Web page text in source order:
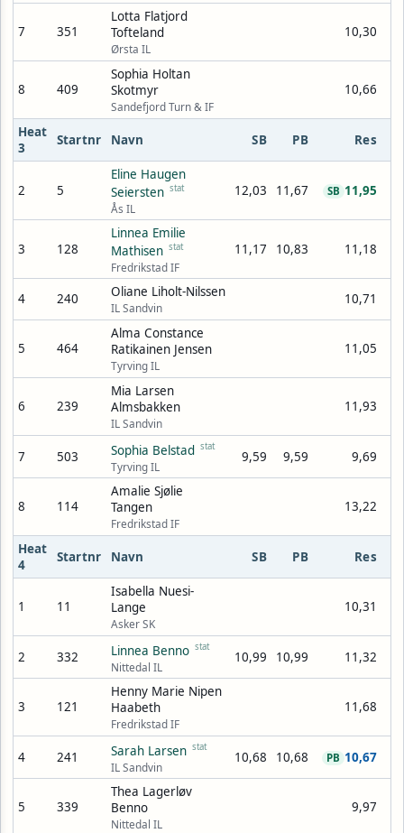
7 351
Lotta Flatjord
Tofteland
Ørsta IL
10,30
8 409
Sophia Holtan
Skotmyr
Sandefjord Turn & IF
10,66
Heat
3
Startnr Navn SB PB Res
2 5
Eline Haugen
Seiersten stat
Ås IL
12,03 11,67 11,95
SB
3 128
Linnea Emilie
Mathisen stat
Fredrikstad IF
11,17 10,83 11,18
4 240 Oliane Liholt-Nilssen
IL Sandvin
10,71
5 464
Alma Constance
Ratikainen Jensen
Tyrving IL
11,05
6 239
Mia Larsen
Almsbakken
IL Sandvin
11,93
7 503 Sophia Belstad stat
Tyrving IL
9,59 9,59 9,69
8 114
Amalie Sjølie
Tangen
Fredrikstad IF
13,22
Heat
4
Startnr Navn SB PB Res
1 11
Isabella Nuesi-
Lange
Asker SK
10,31
2 332 Linnea Benno stat
Nittedal IL
10,99 10,99 11,32
3 121
Henny Marie Nipen
Haabeth
Fredrikstad IF
11,68
4 241 Sarah Larsen stat
IL Sandvin
10,68 10,68 10,67
PB
5 339
Thea Lagerløv
Benno
Nittedal IL
9,97